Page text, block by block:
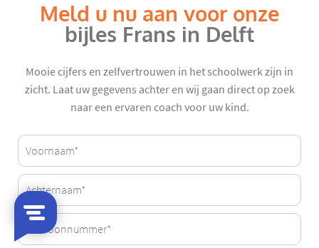
Meld u nu aan voor onze
bijles Frans in Delft
Mooie cijfers en zelfvertrouwen in het schoolwerk zijn in
zicht. Laat uw gegevens achter en wij gaan direct op zoek
naar een ervaren coach voor uw kind.